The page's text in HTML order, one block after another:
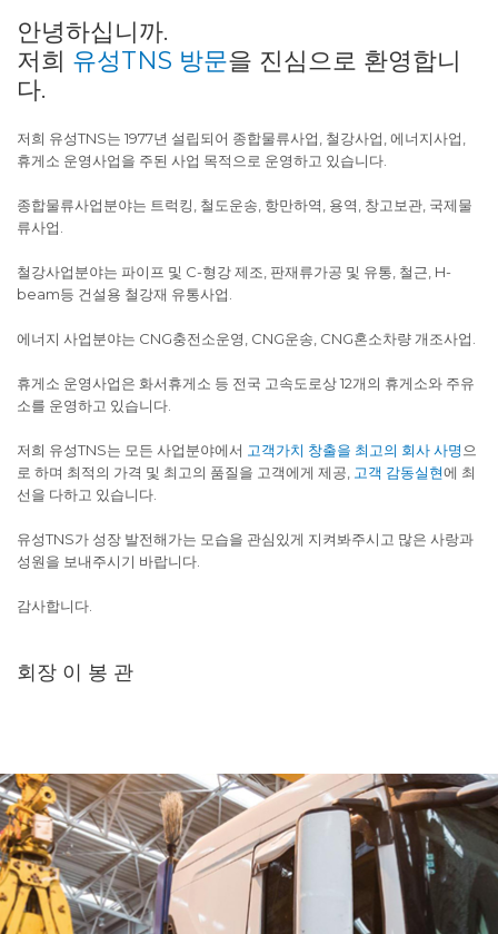
안녕하십니까.
저희 유성TNS 방문을 진심으로 환영합니
다.
저희 유성TNS는 1977년 설립되어 종합물류사업, 철강사업, 에너지사업,
휴게소 운영사업을 주된 사업 목적으로 운영하고 있습니다.
종합물류사업분야는 트럭킹, 철도운송, 항만하역, 용역, 창고보관, 국제물
류사업.
철강사업분야는 파이프 및 C-형강 제조, 판재류가공 및 유통, 철근, H-
beam등 건설용 철강재 유통사업.
에너지 사업분야는 CNG충전소운영, CNG운송, CNG혼소차량 개조사업.
휴게소 운영사업은 화서휴게소 등 전국 고속도로상 12개의 휴게소와 주유
소를 운영하고 있습니다.
저희 유성TNS는 모든 사업분야에서 고객가치 창출을 최고의 회사 사명으
로 하며 최적의 가격 및 최고의 품질을 고객에게 제공, 고객 감동실현에 최
선을 다하고 있습니다.
유성TNS가 성장 발전해가는 모습을 관심있게 지켜봐주시고 많은 사랑과
성원을 보내주시기 바랍니다.
감사합니다.
회장 이 봉 관